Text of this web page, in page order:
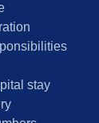
stay